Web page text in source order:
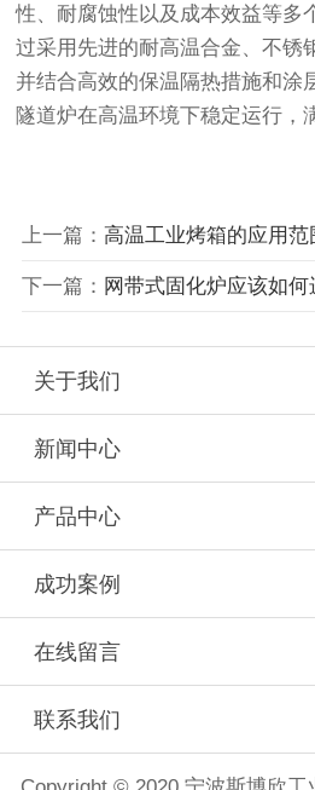
性、耐腐蚀性以及成本效益等多
过采用先进的耐高温合金、不锈
并结合高效的保温隔热措施和涂
隧道炉在高温环境下稳定运行，
上一篇： 高温工业烤箱的应用范
下一篇： 网带式固化炉应该如何
关于我们
新闻中心
产品中心
成功案例
在线留言
联系我们